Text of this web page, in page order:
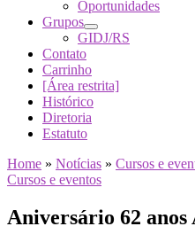
Oportunidades
Grupos
GIDJ/RS
Contato
Carrinho
[Área restrita]
Histórico
Diretoria
Estatuto
Home » Notícias » Cursos e
Cursos e eventos
Aniversário 62 anos